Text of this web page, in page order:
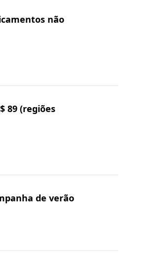
não
89 (regiões
de verão